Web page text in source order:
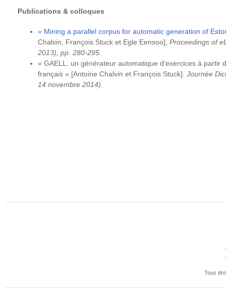
Publications & colloques
« Mining a parallel corpus for automatic generation of
Chalvin, François Stuck et Egle Eensoo], Proceedings of
2013), pp. 280-295.
« GAELL, un générateur automatique d’exercices à partir
français » [Antoine Chalvin et François Stuck]. Journée
14 novembre 2014).
Tous